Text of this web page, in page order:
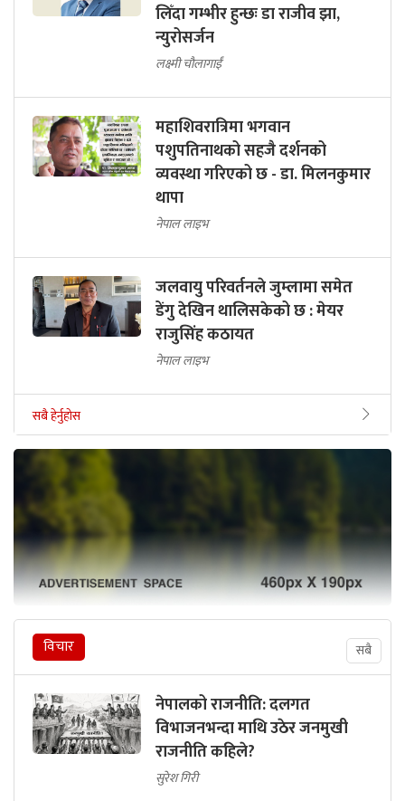
लिँदा गम्भीर हुन्छः डा राजीव झा,
न्युरोसर्जन
लक्ष्मी चौलागाईं
महाशिवरात्रिमा भगवान
पशुपतिनाथको सहजै दर्शनको
व्यवस्था गरिएको छ - डा. मिलनकुमार
थापा
नेपाल लाइभ
जलवायु परिवर्तनले जुम्लामा समेत
डेंगु देखिन थालिसकेको छ : मेयर
राजुसिंह कठायत
नेपाल लाइभ
सबै हेर्नुहोस
विचार सबै
नेपालको राजनीति: दलगत
विभाजनभन्दा माथि उठेर जनमुखी
राजनीति कहिले?
सुरेश गिरी